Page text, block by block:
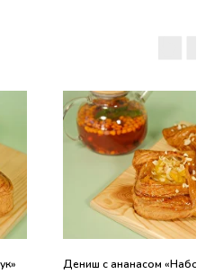
Дениш с ананасом «Набор